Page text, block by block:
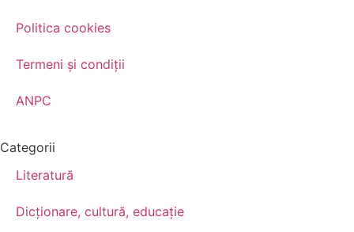
Politica cookies
Termeni şi condiţii
ANPC
Categorii
Literatură
Dicționare, cultură, educație